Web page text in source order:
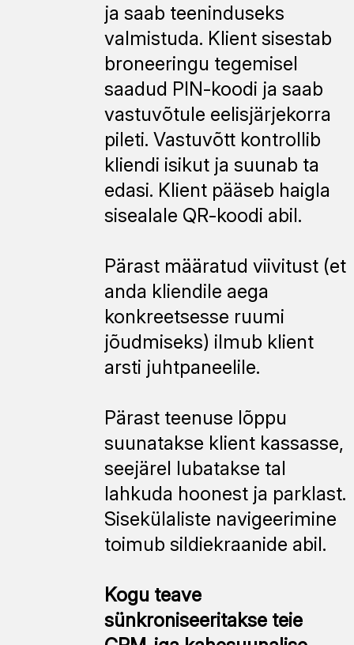
ja saab teeninduseks
valmistuda. Klient sisestab
broneeringu tegemisel
saadud PIN-koodi ja saab
vastuvõtule eelisjärjekorra
pileti. Vastuvõtt kontrollib
kliendi isikut ja suunab ta
edasi. Klient pääseb haigla
sisealale QR-koodi abil.
Pärast määratud viivitust (et
anda kliendile aega
konkreetsesse ruumi
jõudmiseks) ilmub klient
arsti juhtpaneelile.
Pärast teenuse lõppu
suunatakse klient kassasse,
seejärel lubatakse tal
lahkuda hoonest ja parklast.
Sisekülaliste navigeerimine
toimub sildiekraanide abil.
Kogu teave
sünkroniseeritakse teie